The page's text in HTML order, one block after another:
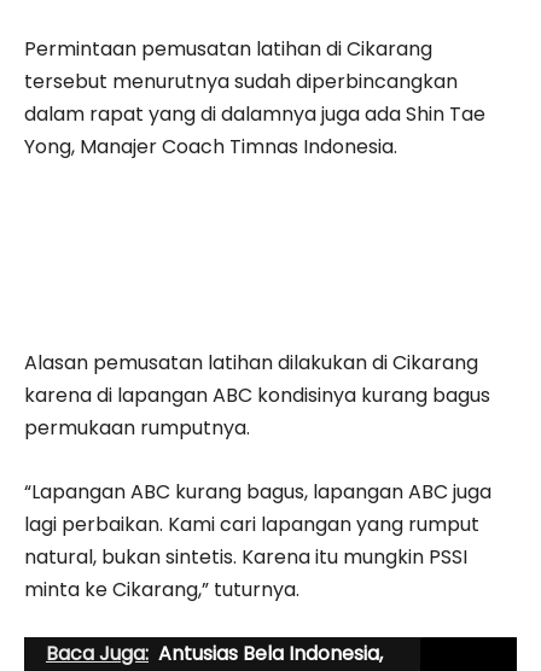
Permintaan pemusatan latihan di Cikarang
tersebut menurutnya sudah diperbincangkan
dalam rapat yang di dalamnya juga ada Shin Tae
Yong, Manajer Coach Timnas Indonesia.
Alasan pemusatan latihan dilakukan di Cikarang
karena di lapangan ABC kondisinya kurang bagus
permukaan rumputnya.
“Lapangan ABC kurang bagus, lapangan ABC juga
lagi perbaikan. Kami cari lapangan yang rumput
natural, bukan sintetis. Karena itu mungkin PSSI
minta ke Cikarang,” tuturnya.
Baca Juga: Antusias Bela Indonesia,